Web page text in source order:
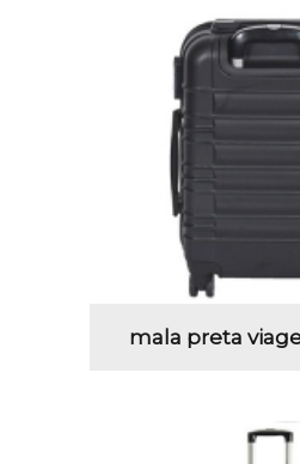
mala preta